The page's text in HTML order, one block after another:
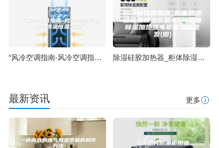
“风冷空调指南-风冷空调指南-风冷恒温恒湿空调” 除湿硅胶加热器_柜体除湿硅胶加热器价格ASM柜体除湿加热器电柜保温板批发(图)
最新资讯 更多